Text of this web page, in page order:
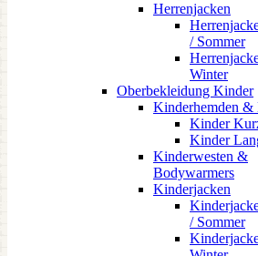
Herrenjacken
/ Sommer
Winter
Oberbekleidung Kinder
Kinderhemden &
Kinder
Kinder
Kinderwesten &
Bodywarmers
Kinderjacken
/ Sommer